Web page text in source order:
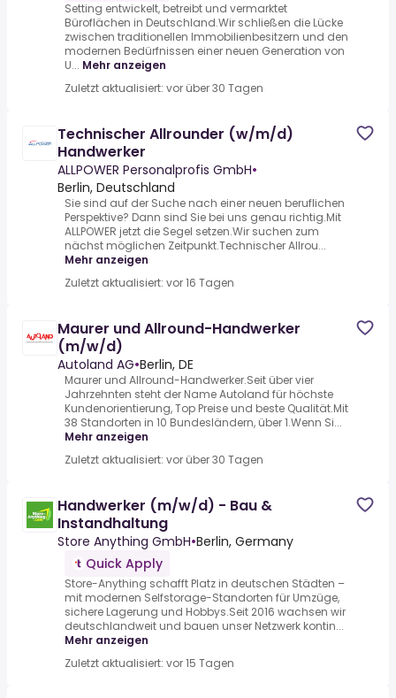
Setting entwickelt, betreibt und vermarktet
Büroflächen in Deutschland.Wir schließen die Lücke
zwischen traditionellen Immobilienbesitzern und den
modernen Bedürfnissen einer neuen Generation von
U... Mehr anzeigen
Zuletzt aktualisiert: vor über 30 Tagen
Technischer Allrounder (w/m/d)
Handwerker
ALLPOWER Personalprofis GmbH•
Berlin, Deutschland
Sie sind auf der Suche nach einer neuen beruflichen
Perspektive? Dann sind Sie bei uns genau richtig.Mit
ALLPOWER jetzt die Segel setzen.Wir suchen zum
nächst möglichen Zeitpunkt.Technischer Allrou...
Mehr anzeigen
Zuletzt aktualisiert: vor 16 Tagen
Maurer und Allround-Handwerker
(m/w/d)
Autoland AG•Berlin, DE
Maurer und Allround-Handwerker.Seit über vier
Jahrzehnten steht der Name Autoland für höchste
Kundenorientierung, Top Preise und beste Qualität.Mit
38 Standorten in 10 Bundesländern, über 1.Wenn Si...
Mehr anzeigen
Zuletzt aktualisiert: vor über 30 Tagen
Handwerker (m/w/d) - Bau &
Instandhaltung
Store Anything GmbH•Berlin, Germany
Quick Apply
Store-Anything schafft Platz in deutschen Städten –
mit modernen Selfstorage-Standorten für Umzüge,
sichere Lagerung und Hobbys.Seit 2016 wachsen wir
deutschlandweit und bauen unser Netzwerk kontin...
Mehr anzeigen
Zuletzt aktualisiert: vor 15 Tagen